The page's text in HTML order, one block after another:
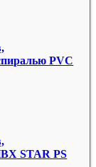
PVC
STAR PS